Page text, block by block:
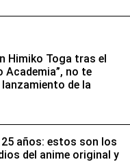
Himiko Toga tras el
Academia”, no te
de la
25 años: estos son los
del anime original y